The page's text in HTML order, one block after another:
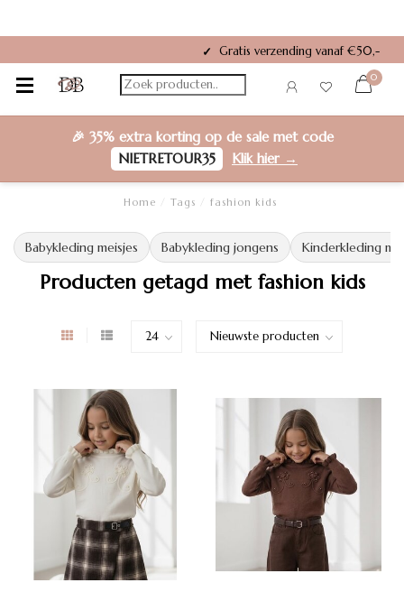
✓ Gratis verzending vanaf €50,-
0
🎉 35% extra kortingop de sale met code
NIETRETOUR35
Klik hier →
Home Tags fashion kids
Babykleding meisjes Babykleding jongens Kinderkleding
Producten getagd met fashion kids